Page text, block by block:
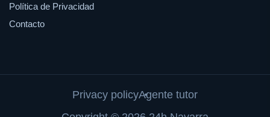
Política de Privacidad
Contacto
Privacy policyAgente tutor